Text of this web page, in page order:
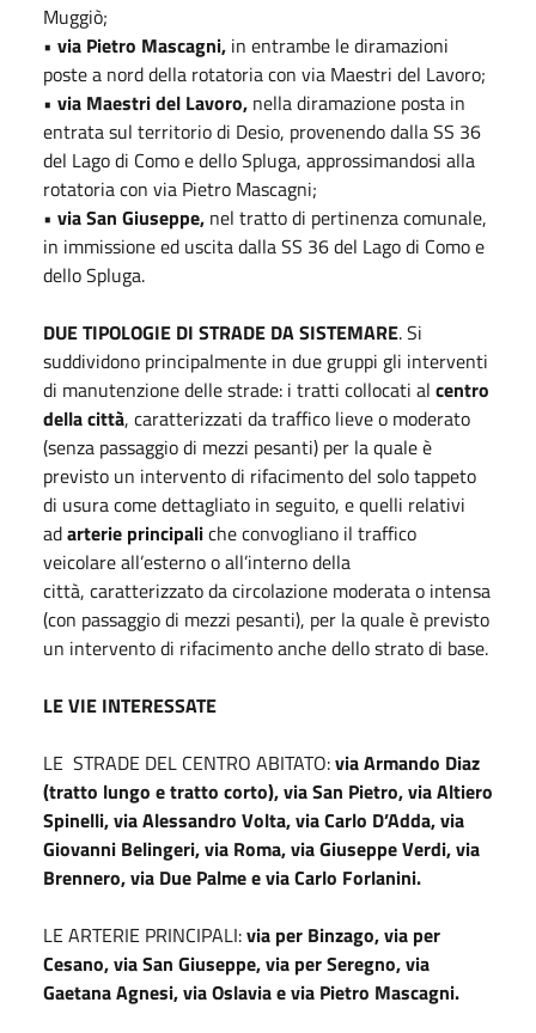
Muggiò;
• via Pietro Mascagni, in entrambe le diramazioni
poste a nord della rotatoria con via Maestri del Lavoro;
• via Maestri del Lavoro, nella diramazione posta in
entrata sul territorio di Desio, provenendo dalla SS 36
del Lago di Como e dello Spluga, approssimandosi alla
rotatoria con via Pietro Mascagni;
• via San Giuseppe, nel tratto di pertinenza comunale,
in immissione ed uscita dalla SS 36 del Lago di Como e
dello Spluga.
DUE TIPOLOGIE DI STRADE DA SISTEMARE. Si
suddividono principalmente in due gruppi gli interventi
di manutenzione delle strade: i tratti collocati al centro
della città, caratterizzati da traffico lieve o moderato
(senza passaggio di mezzi pesanti) per la quale è
previsto un intervento di rifacimento del solo tappeto
di usura come dettagliato in seguito, e quelli relativi
adarterie principaliche convogliano il traffico
veicolare all’esterno o all’interno della
città, caratterizzato da circolazione moderata o intensa
(con passaggio di mezzi pesanti), per la quale è previsto
un intervento di rifacimento anche dello strato di base.
LE VIE INTERESSATE
LE STRADE DEL CENTRO ABITATO:via Armando Diaz
(tratto lungo e tratto corto), via San Pietro, via Altiero
Spinelli, via Alessandro Volta, via Carlo D’Adda, via
Giovanni Belingeri, via Roma, via Giuseppe Verdi, via
Brennero, via Due Palme e via Carlo Forlanini.
LE ARTERIE PRINCIPALI:via per Binzago, via per
Cesano, via San Giuseppe, via per Seregno, via
Gaetana Agnesi, via Oslavia e via Pietro Mascagni.